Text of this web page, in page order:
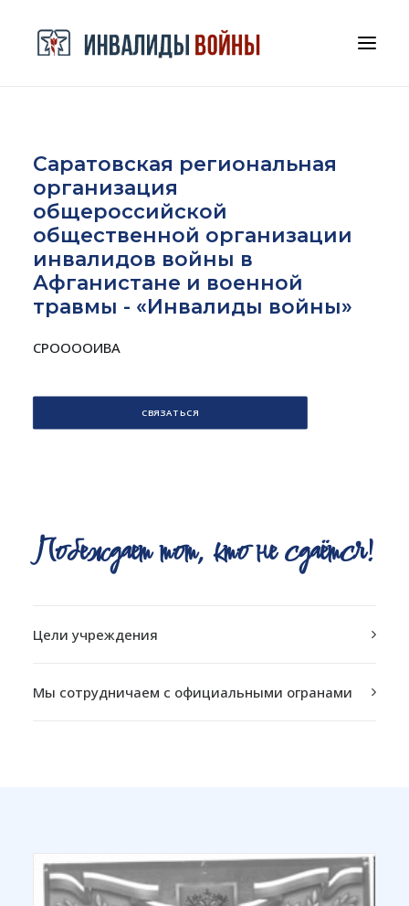
ДОКУМЕНТЫ И БЛАГОДАРНОСТИ
КОНТАКТЫ
Cаратовская региональная
организация
общероссийской
общественной организации
инвалидов войны в
Афганистане и военной
травмы - «Инвалиды войны»
СРООООИВА
СВЯЗАТЬСЯ
Побеждаеттот, ктоне сдаётся!
Цели учреждения
Мы сотрудничаем с официальными огранами